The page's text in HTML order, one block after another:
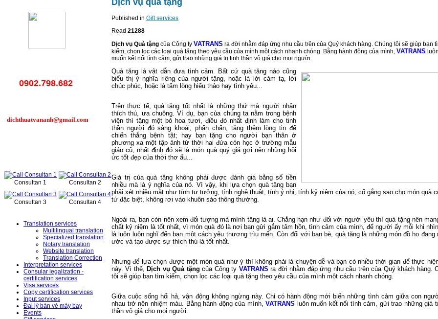
0902.798.682
dichthuatvananh@gmail.com
Consultan 1 Consultan 2
Consultan 3 Consultan 4
Translation services
Multilingual translation
Specialized translation
Notary translation
Website translation
Translation Correction
Interpretation services
Consular legalization -
certification services
Visa services
Copy certification services
Input services
Đại lý bán vé máy bay
Events
Dịch vụ quà tặng
Published in Gift services
Read 21288
Dịch vụ Quà tặng của Công ty VATRANS ra đời nhằm đáp ứng nhu cầu trên của Quý khách hàng. Chúng tôi sẽ giúp bạn
kiếm, chọn lọc các loại quà tặng theo yêu cầu của mình một cách nhanh chóng. Bằng hành động của mình, VATRANS luôn
muốn kết nối tình cảm, gửi trao những giá trị tinh thần vô giá cho mọi người.
Quà tặng là vật dẫn đưa tình cảm. Bất cứ quà tặng nào cũng
biểu thị ý nghĩa riêng của người tặng, hoặc là lời cảm tạ, lời
chúc phúc, hoặc là tấm lòng hiếu thảo hay tình yêu...
Trên thực tế, quà tặng tốt nhất là những thứ mà người nhận
thích thú, ưa chuộng. Ví dụ, bạn của chúng ta nằm trong bệnh
viện thì tặng một bó hoa tươi, điều đó nhất định làm cho tinh
thần người đó sảng khoái, phấn chấn, tăng thêm lòng tin để
chiến thắng bệnh tật; hay bạn tặng cho người bạn thân ở
phương xa một tập ảnh từ thời hai đứa còn học ở trường mẫu
giáo cũ, nhất định đó sẽ là món quà quý giá gợi nên những hồi
ức tốt đẹp của thời thơ ấu...
Giá trị của quà tặng không phải được đánh giá bằng số tiền
nhiều mà là ý nghĩa của nó. Vì vậy, khi lựa chọn quà tặng bạn
phải xét nhiều mặt như tính tư tưởng, tính nghệ thuật, tính ý nhị, tính kỷ niệm của nó, cố gắng sao cho món quà
tứ đặc biệt, không rơi vào khuôn sáo thông thường.
Ngoài ra, bạn còn nên xem đối tượng mà mình tặng là ai. Chẳng hạn như đối với người yêu thì quà tặng nên
chất kỷ niệm là tốt nhất, vì món quà đó là nơi bạn gửi gắm tâm hồn, tình cảm của mình, để người ấy mỗi khi
là luôn luôn nghĩ đến bạn một cách yêu thương trìu mến. Còn đối với bạn bè, quà tặng là những món đồ họ đang
ước và tạo được sự thích thú là tốt nhất.
Nhưng để lựa chọn được một món quà như ý thì không phải là chuyện dễ và bạn có nhiều thời gian để thực
này. Vì thế,
Dịch vụ Quà tặng của Công ty VATRANS ra đời nhằm đáp ứng nhu cầu trên của Quý khách hàng.
tôi sẽ giúp bạn tìm kiếm, chọn lọc các loại quà tặng theo yêu cầu của mình một cách nhanh chóng.
Giữa cuộc sống hối hả, vận động không ngừng này. Chỉ có hành động mới biến những tình cảm giữa con
nhau trở nên nhiệm màu. Bằng hành động của mình, VATRANS luôn muốn kết nối tình cảm, gửi trao những giá
thần vô giá cho mọi người.